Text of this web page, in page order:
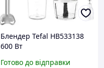
Блендер Tefal HB533138
600 Вт
Готово до відправки